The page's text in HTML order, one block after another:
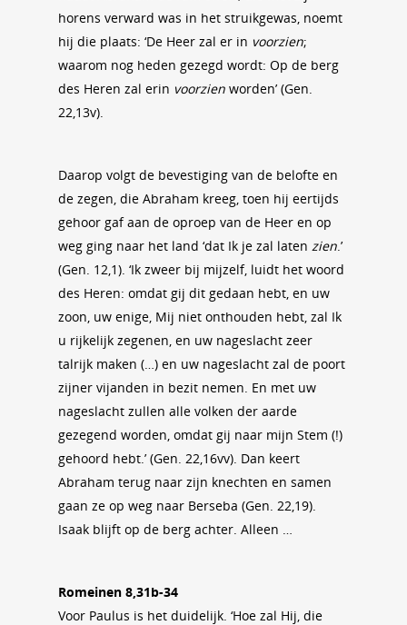
horens verward was in het struikgewas, noemt
hij die plaats: ‘De Heer zal er in voorzien;
waarom nog heden gezegd wordt: Op de berg
des Heren zal erin voorzien worden’ (Gen.
22,13v).
Daarop volgt de bevestiging van de belofte en
de zegen, die Abraham kreeg, toen hij eertijds
gehoor gaf aan de oproep van de Heer en op
weg ging naar het land ‘dat Ik je zal laten zien.’
(Gen. 12,1). ‘Ik zweer bij mijzelf, luidt het woord
des Heren: omdat gij dit gedaan hebt, en uw
zoon, uw enige, Mij niet onthouden hebt, zal Ik
u rijkelijk zegenen, en uw nageslacht zeer
talrijk maken (…) en uw nageslacht zal de poort
zijner vijanden in bezit nemen. En met uw
nageslacht zullen alle volken der aarde
gezegend worden, omdat gij naar mijn Stem (!)
gehoord hebt.’ (Gen. 22,16vv). Dan keert
Abraham terug naar zijn knechten en samen
gaan ze op weg naar Berseba (Gen. 22,19).
Isaak blijft op de berg achter. Alleen …
Romeinen 8,31b-34
Voor Paulus is het duidelijk. ‘Hoe zal Hij, die